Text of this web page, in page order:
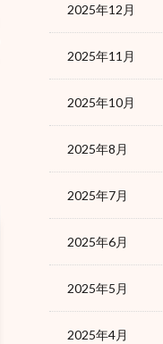
2025年12月
2025年11月
2025年10月
2025年8月
2025年7月
2025年6月
2025年5月
2025年4月